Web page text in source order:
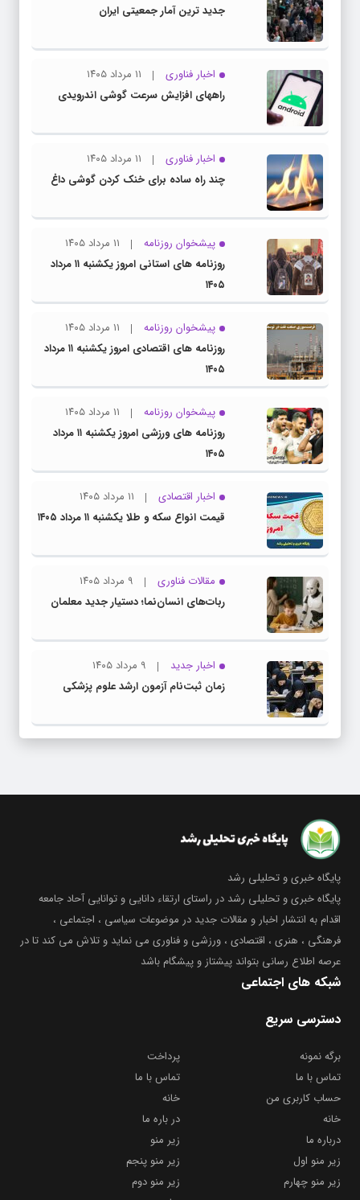
جدید ترین آمار جمعیتی ایران
اخبار فناوری
۱۱ مرداد ۱۴۰۵
راههای افزایش سرعت گوشی اندرویدی
اخبار فناوری
۱۱ مرداد ۱۴۰۵
چند راه‌ ساده برای خنک کردن گوشی داغ
پیشخوان روزنامه
۱۱ مرداد ۱۴۰۵
روزنامه های استانی امروز یکشنبه ۱۱ مرداد
۱۴۰۵
پیشخوان روزنامه
۱۱ مرداد ۱۴۰۵
روزنامه های اقتصادی امروز یکشنبه ۱۱ مرداد
۱۴۰۵
پیشخوان روزنامه
۱۱ مرداد ۱۴۰۵
روزنامه های ورزشی امروز یکشنبه ۱۱ مرداد
۱۴۰۵
اخبار اقتصادی
۱۱ مرداد ۱۴۰۵
قیمت انواع سکه و طلا یکشنبه ۱۱ مرداد ۱۴۰۵
مقالات فناوری
۹ مرداد ۱۴۰۵
ربات‌های انسان‌نما؛ دستیار جدید معلمان
اخبار جدید
۹ مرداد ۱۴۰۵
زمان ثبت‌نام آزمون ارشد علوم پزشکی
پایگاه خبری و تحلیلی رشد
پایگاه خبری و تحلیلی رشد در راستای ارتقاء دانایی و توانایی آحاد جامعه
اقدام به انتشار اخبار و مقالات جدید در موضوعات سیاسی ، اجتماعی ،
فرهنگی ، هنری ، اقتصادی ، ورزشی و فناوری می نماید و تلاش می کند تا در
عرصه اطلاع رسانی بتواند پیشتاز و پیشگام باشد
شبکه های اجتماعی
دسترسی سریع
برگه نمونه
پرداخت
تماس با ما
تماس با ما
حساب کاربری من
خانه
خانه
در باره ما
درباره ما
زیر منو
زیر منو اول
زیر منو پنجم
زیر منو چهارم
زیر منو دوم